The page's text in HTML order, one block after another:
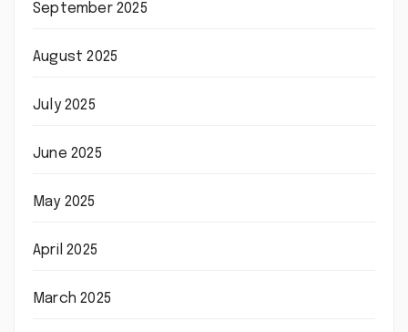
September 2025
August 2025
July 2025
June 2025
May 2025
April 2025
March 2025